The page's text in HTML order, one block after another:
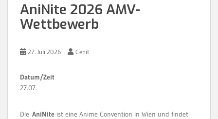
AniNite 2026 AMV-
Wettbewerb
27. Juli 2026 Cenit
Datum/Zeit
27.07.
Die AniNite ist eine Anime Convention in Wien und findet